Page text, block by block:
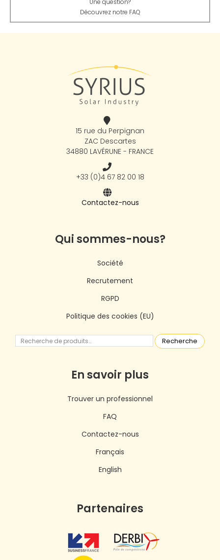
Une question?
Découvrez notre FAQ
15 rue du Perpignan
ZAC Descartes
34880 LAVÉRUNE - FRANCE
+33 (0)4 67 82 00 18
Contactez-nous
Qui sommes-nous?
Société
Recrutement
RGPD
Politique des cookies (EU)
Recherche
En savoir plus
Trouver un professionnel
FAQ
Contactez-nous
Français
English
Partenaires